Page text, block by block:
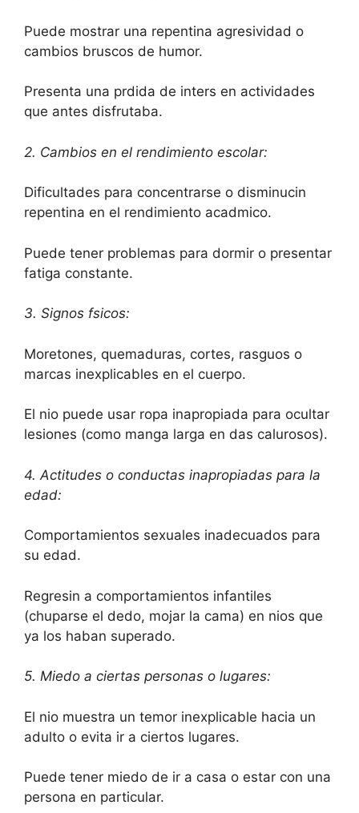
Puede mostrar una repentina agresividad o
cambios bruscos de humor.
Presenta una prdida de inters en actividades
que antes disfrutaba.
2. Cambios en el rendimiento escolar:
Dificultades para concentrarse o disminucin
repentina en el rendimiento acadmico.
Puede tener problemas para dormir o presentar
fatiga constante.
3. Signos fsicos:
Moretones, quemaduras, cortes, rasguos o
marcas inexplicables en el cuerpo.
El nio puede usar ropa inapropiada para ocultar
lesiones (como manga larga en das calurosos).
4. Actitudes o conductas inapropiadas para la
edad:
Comportamientos sexuales inadecuados para
su edad.
Regresin a comportamientos infantiles
(chuparse el dedo, mojar la cama) en nios que
ya los haban superado.
5. Miedo a ciertas personas o lugares:
El nio muestra un temor inexplicable hacia un
adulto o evita ir a ciertos lugares.
Puede tener miedo de ir a casa o estar con una
persona en particular.